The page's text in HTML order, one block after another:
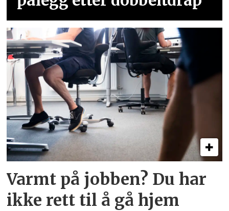
Varmt på jobben? Du har
ikke rett til å gå hjem